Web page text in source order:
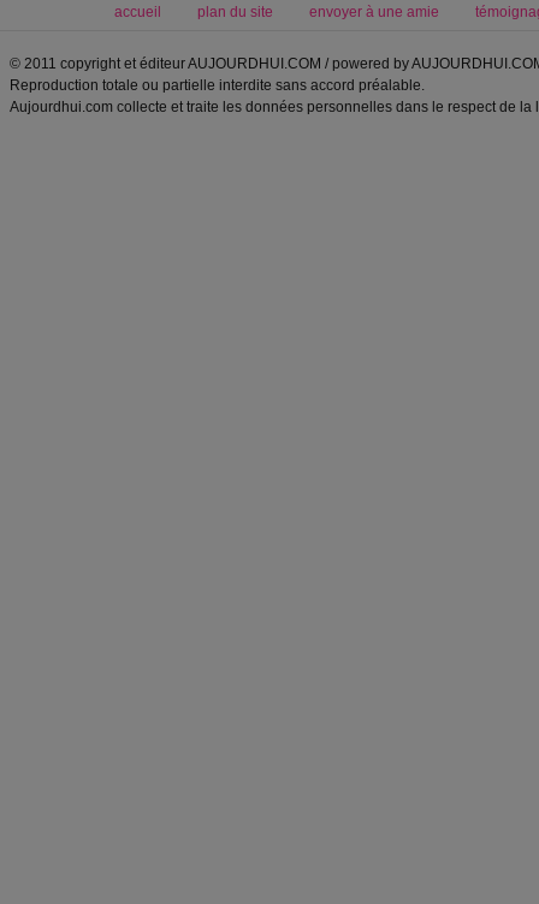
accueil plan du site envoyer à une amie
© 2011 copyright et éditeur AUJOURDHUI.COM / powered by
Reproduction totale ou partielle interdite sans accord préalable.
Aujourdhui.com collecte et traite les données personnelles dans le respect de